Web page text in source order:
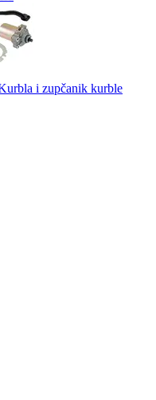
i zupčanik kurble